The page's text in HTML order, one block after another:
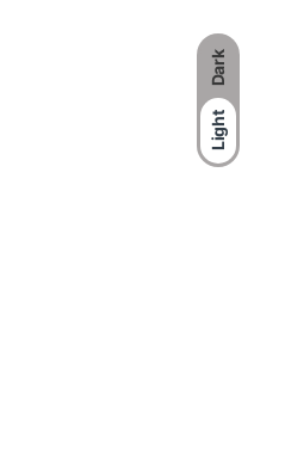
Dark
Light